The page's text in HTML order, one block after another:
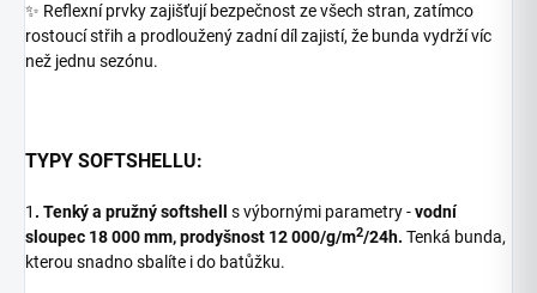
✨ Reflexní prvky zajišťují bezpečnost ze všech stran, zatímco
rostoucí střih a prodloužený zadní díl zajistí, že bunda vydrží víc
než jednu sezónu.
TYPY SOFTSHELLU:
1 . Tenký a pružný softshell s výbornými parametry -vodní
sloupec 18 000 mm, prodyšnost 12 000/g/m2/24h. Tenká bunda,
kterou snadno sbalíte i do batůžku.